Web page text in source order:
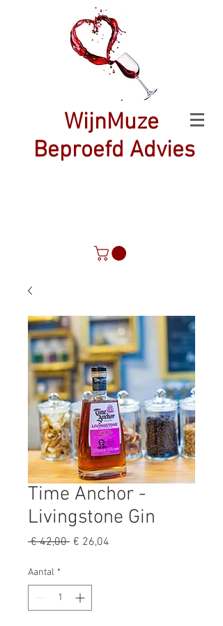
WijnMuze
Beproefd Advies
Time Anchor -
Livingstone Gin
€ 42,00 Normale
€ 26,04
Aantal *